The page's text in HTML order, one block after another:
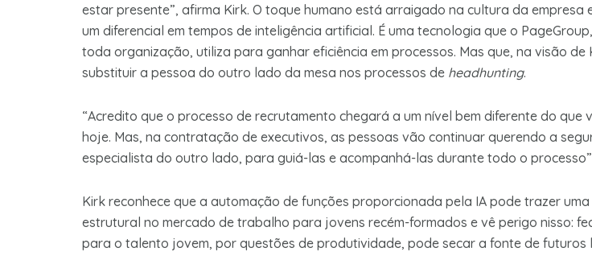
estar presente”, afirma Kirk. O toque humano está arraigado na cultura da empresa
um diferencial em tempos de inteligência artificial. É uma tecnologia que o
toda organização, utiliza para ganhar eficiência em processos. Mas que, na visão de
substituir a pessoa do outro lado da mesa nos processos de headhunting.
“Acredito que o processo de recrutamento chegará a um nível bem diferente do que
hoje. Mas, na contratação de executivos, as pessoas vão continuar querendo a
especialista do outro lado, para guiá-las e acompanhá-las durante todo o processo”,
Kirk reconhece que a automação de funções proporcionada pela IA pode trazer
estrutural no mercado de trabalho para jovens recém-formados e vê perigo nisso:
para o talento jovem, por questões de produtividade, pode secar a fonte de futuros